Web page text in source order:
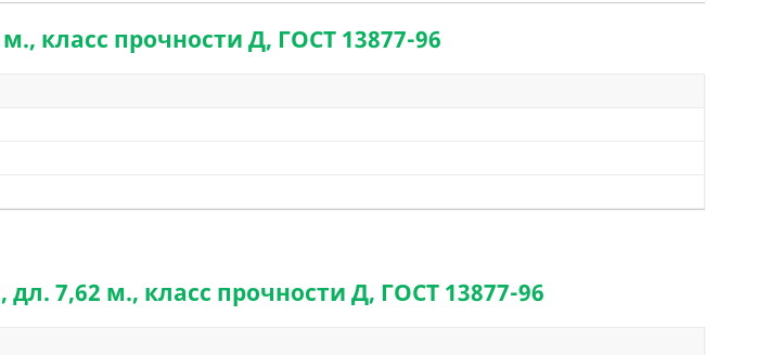
класс прочности Д, ГОСТ 13877-96
7,62 м., класс прочности Д, ГОСТ 13877-96